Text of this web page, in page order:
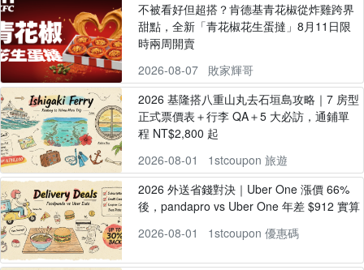
不被看好但超搭？肯德基青花椒從炸雞跨界
甜點，全新「青花椒花生蛋撻」8月11日限
時兩周開賣
2026-08-07
敗家輝哥
2026 基隆搭八重山丸去石垣島攻略｜7 房型
正式票價表＋行李 QA＋5 大必訪，通鋪單
程 NT$2,800 起
2026-08-01
1stcoupon 旅遊
2026 外送省錢對決｜Uber One 漲價 66%
後，pandapro vs Uber One 年差 $912 實算
2026-08-01
1stcoupon 優惠碼